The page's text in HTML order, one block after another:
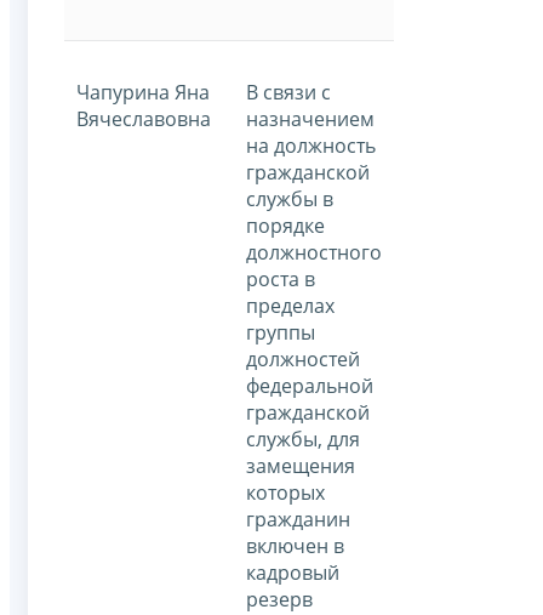
Чапурина Яна
Вячеславовна
В связи с
назначением
на должность
гражданской
службы в
порядке
должностного
роста в
пределах
группы
должностей
федеральной
гражданской
службы, для
замещения
которых
гражданин
включен в
кадровый
резерв